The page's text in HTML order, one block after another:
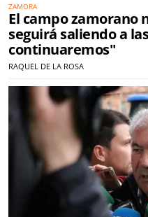
ZAMORA
El campo zamorano
seguirá saliendo a
continuaremos"
RAQUEL DE LA ROSA